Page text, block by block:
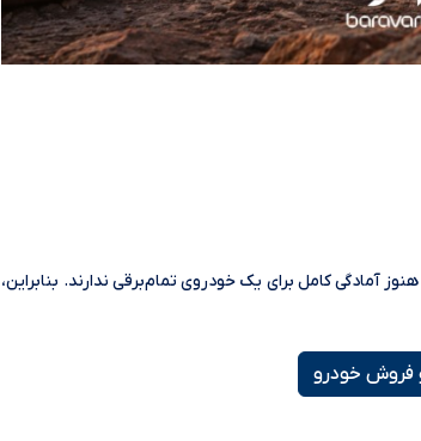
آمادگی کامل برای یک خودروی تمام‌برقی ندارند. بنابراین،
فروش خودرو